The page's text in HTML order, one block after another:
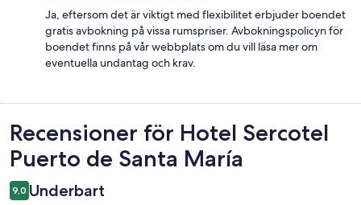
Ja, eftersom det är viktigt med flexibilitet erbjuder boendet
gratis avbokning på vissa rumspriser. Avbokningspolicyn för
boendet finns på vår webbplats om du vill läsa mer om
eventuella undantag och krav.
Recensioner
Recensioner för Hotel Sercotel
Puerto de Santa María
9,0 Underbart